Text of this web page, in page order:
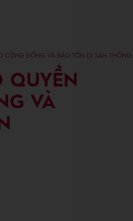
CỘNG ĐỒNG VÀ BẢO TỒN DI SẢN
QUYỀN
VÀ